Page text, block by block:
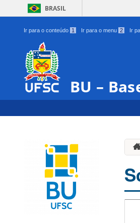
BRASIL
Ir para o conteúdo 1 Ir para o menu 2 Ir
BU –